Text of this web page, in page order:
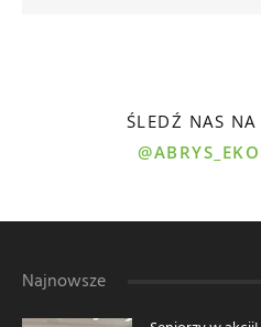
ŚLEDŹ NAS NA
Najnowsze